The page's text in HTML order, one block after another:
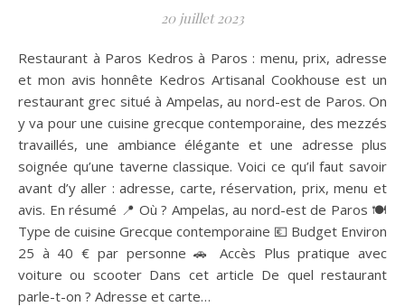
20 juillet 2023
Restaurant à Paros Kedros à Paros : menu, prix, adresse
et mon avis honnête Kedros Artisanal Cookhouse est un
restaurant grec situé à Ampelas, au nord-est de Paros. On
y va pour une cuisine grecque contemporaine, des mezzés
travaillés, une ambiance élégante et une adresse plus
soignée qu’une taverne classique. Voici ce qu’il faut savoir
avant d’y aller : adresse, carte, réservation, prix, menu et
avis. En résumé 📍 Où ? Ampelas, au nord-est de Paros 🍽️
Type de cuisine Grecque contemporaine 💶 Budget Environ
25 à 40 € par personne 🚗 Accès Plus pratique avec
voiture ou scooter Dans cet article De quel restaurant
parle-t-on ? Adresse et carte…